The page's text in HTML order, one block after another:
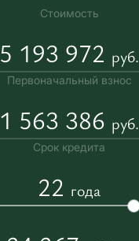
Стоимость
5 193 972 руб.
Первоначальный взнос
1 563 386 руб.
Срок кредита
22 года